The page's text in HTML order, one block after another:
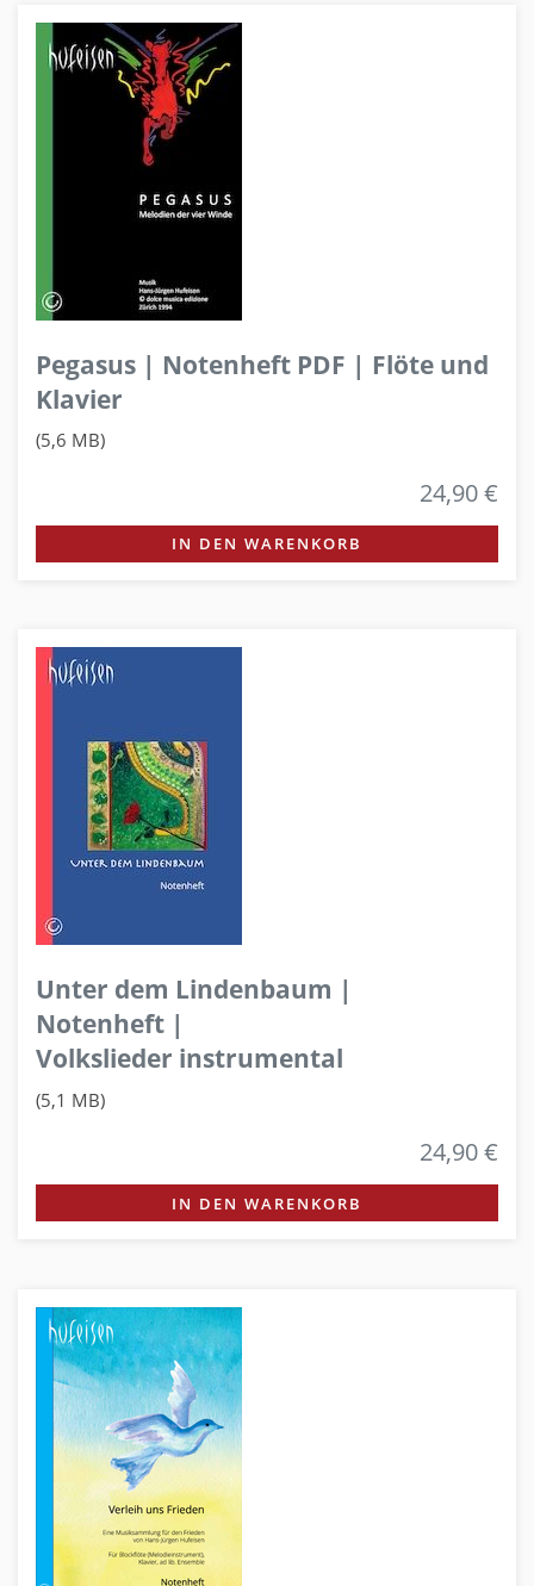
Pegasus | Notenheft PDF | Flöte und
Klavier
(5,6 MB)
24,90 €
IN DEN WARENKORB
Unter dem Lindenbaum |
Notenheft |
Volkslieder instrumental
(5,1 MB)
24,90 €
IN DEN WARENKORB